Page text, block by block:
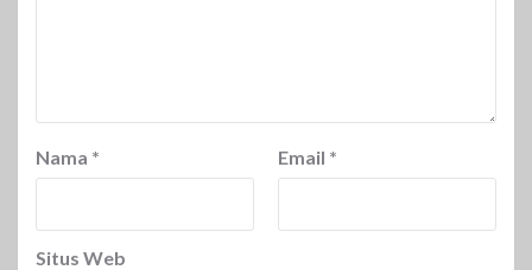
Nama * Email *
Situs Web